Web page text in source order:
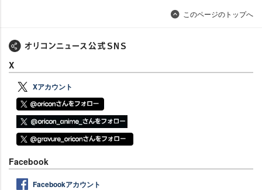
このページのトップへ
X
Xアカウント
Facebook
Facebookアカウント